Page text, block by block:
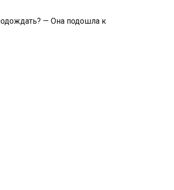
— Она подошла к